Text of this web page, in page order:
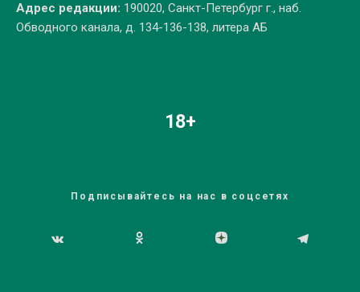
Адрес редакции: 190020, Санкт-Петербург г., наб.
Обводного канала, д. 134-136-138, литера АБ
18+
Подписывайтесь на нас в соцсетях